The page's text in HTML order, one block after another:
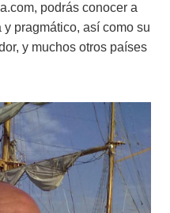
podrás conocer a
pragmático, así como su
y muchos otros países